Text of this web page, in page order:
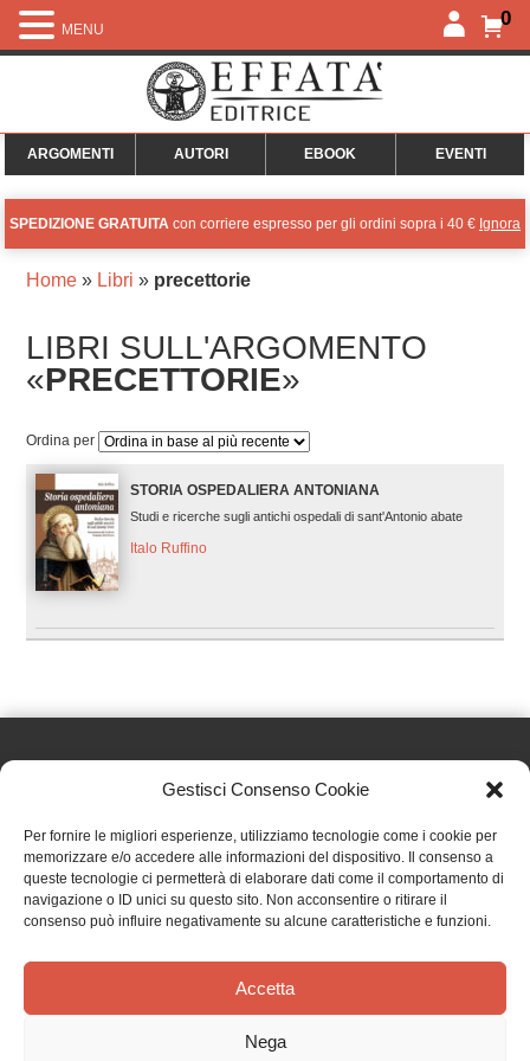
Gestisci Consenso Cookie
Per fornire le migliori esperienze, utilizziamo tecnologie come i cookie per
memorizzare e/o accedere alle informazioni del dispositivo. Il consenso a
queste tecnologie ci permetterà di elaborare dati come il comportamento di
navigazione o ID unici su questo sito. Non acconsentire o ritirare il
consenso può influire negativamente su alcune caratteristiche e funzioni.
Accetta
Nega
0
ARGOMENTI AUTORI EBOOK EVENTI
SPEDIZIONE GRATUITA con corriere espresso per gli ordini sopra i 40 € Ignora
Home» Libri » precettorie
LIBRI SULL'ARGOMENTO
«PRECETTORIE»
Ordina per
STORIA OSPEDALIERA ANTONIANA
Studi e ricerche sugli antichi ospedali di sant'Antonio abate
Italo Ruffino
Effatà Editrice di Pellegrino Paolo SAS
C.F. e P.IVA 09655250018
Via Tre Denti, 1 - 10060 Cantalupa (TO)
Telefono: (+39) 0121 353452 - Fax: (+39) 0121 353839
TERMINI E CONDIZIONI
MENU